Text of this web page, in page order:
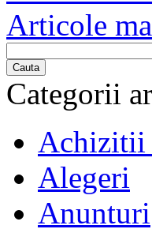
Articole
Cauta
Categorii
Achizitii
Alegeri
Anunturi